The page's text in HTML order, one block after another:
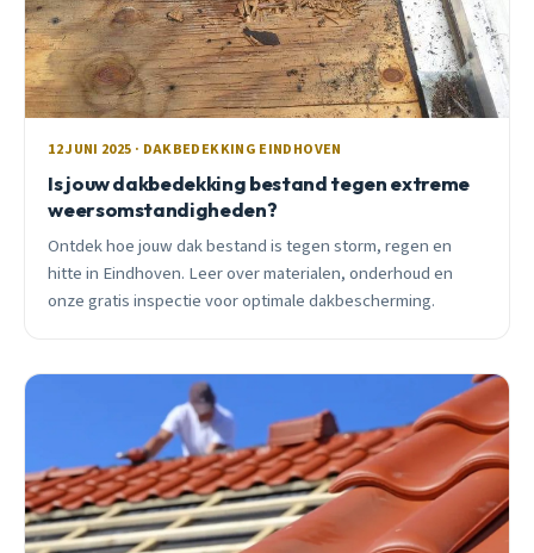
12 JUNI 2025 · DAKBEDEKKING EINDHOVEN
Is jouw dakbedekking bestand tegen extreme
weersomstandigheden?
Ontdek hoe jouw dak bestand is tegen storm, regen en
hitte in Eindhoven. Leer over materialen, onderhoud en
onze gratis inspectie voor optimale dakbescherming.